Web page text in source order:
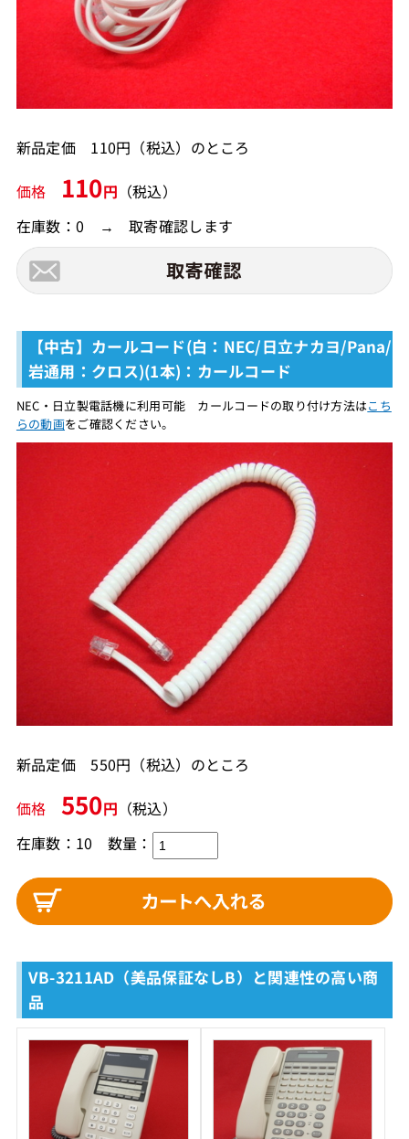
新品定価 110円（税込）のところ
価格 110円 （税込）
在庫数：0 → 取寄確認します
【中古】カールコード(白：NEC/日立ナカヨ/Pana/
岩通用：クロス)(1本)：カールコード
NEC・日立製電話機に利用可能 カールコードの取り付け方法はこち
らの動画をご確認ください。
新品定価 550円（税込）のところ
価格 550円 （税込）
在庫数：10 数量：
VB-3211AD（美品保証なしB）と関連性の高い商
品